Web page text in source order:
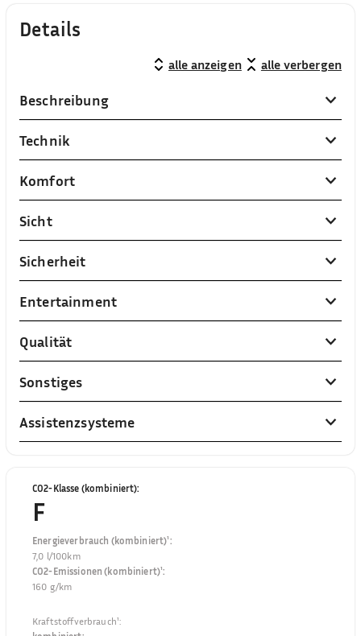
Details
alle anzeigen alle verbergen
Beschreibung
Technik
Komfort
Sicht
Sicherheit
Entertainment
Qualität
Sonstiges
Assistenzsysteme
CO2-Klasse (kombiniert):
F
Energieverbrauch (kombiniert)¹:
7,0 l/100km
CO2-Emissionen (kombiniert)¹:
160 g/km
Kraftstoffverbrauch¹: